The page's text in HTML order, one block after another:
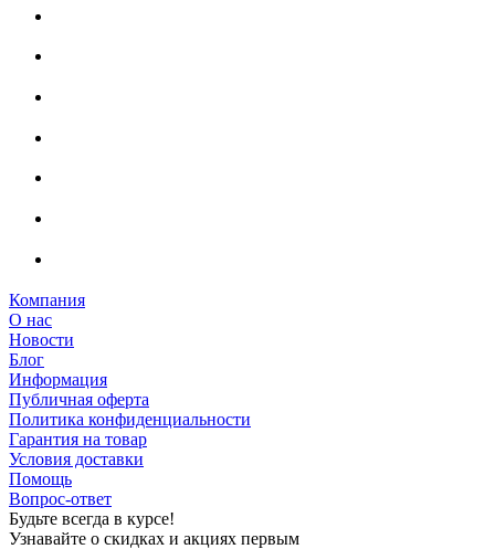
Компания
О нас
Новости
Блог
Информация
Публичная оферта
Политика конфиденциальности
Гарантия на товар
Условия доставки
Помощь
Вопрос-ответ
Будьте всегда в курсе!
Узнавайте о скидках и акциях первым